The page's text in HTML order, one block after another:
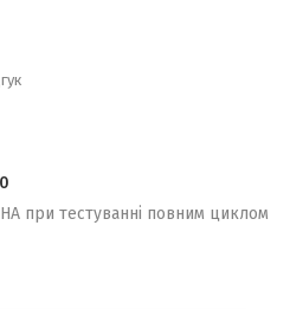
при тестуванні повним циклом